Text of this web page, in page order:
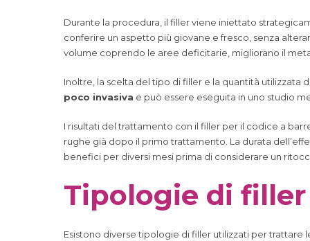
Durante la procedura, il filler viene iniettato
conferire un aspetto più giovane e fresco, senza
volume coprendo le aree deficitarie, migliorano il
Inoltre, la scelta del tipo di filler e la quantità
poco invasiva e può essere eseguita in uno studio
I risultati del trattamento con il filler per il codice a
rughe già dopo il primo trattamento. La durata
benefici per diversi mesi prima di considerare un
Tipologie di
Esistono diverse tipologie di filler utilizzati per trattare